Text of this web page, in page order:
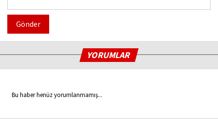
Gönder
YORUMLAR
Bu haber henüz yorumlanmamış...